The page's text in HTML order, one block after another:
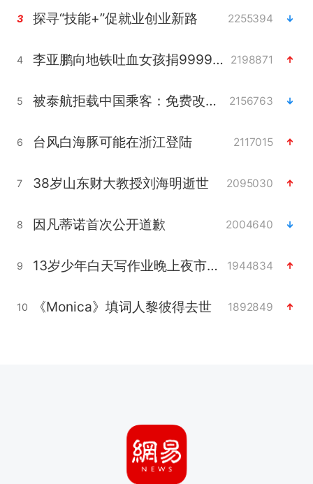
3 探寻“技能+”促就业创业新路 2255394
4 李亚鹏向地铁吐血女孩捐99999元 2198871
5 被泰航拒载中国乘客：免费改签没兑现 2156763
6 台风白海豚可能在浙江登陆 2117015
7 38岁山东财大教授刘海明逝世 2095030
8 因凡蒂诺首次公开道歉 2004640
9 13岁少年白天写作业晚上夜市炒粉 1944834
10 《Monica》填词人黎彼得去世 1892849